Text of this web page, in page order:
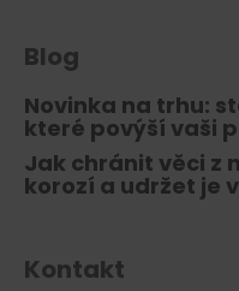
Blog
Novinka na trhu:
které povýší vaši
Jak chránit věci z
korozí a udržet je
Kontakt